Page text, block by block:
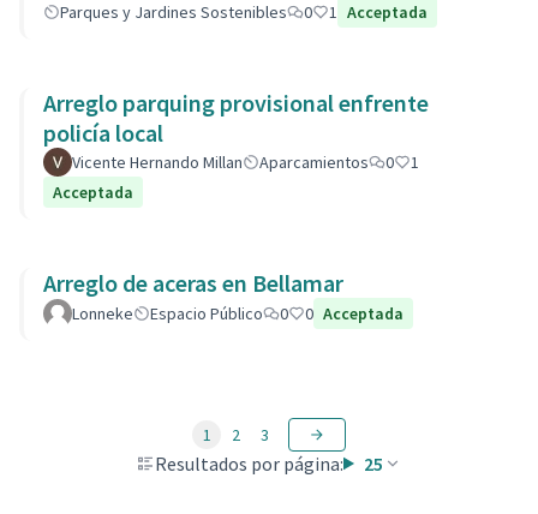
Parques y Jardines Sostenibles
0 1 Acceptada
Arreglo parquing provisional enfrente
policía local
Vicente Hernando Millan Aparcamientos 0
1
Acceptada
Arreglo de aceras en Bellamar
Lonneke Espacio Público 0 0 Acceptada
Resultados por página: 25
1 2 3